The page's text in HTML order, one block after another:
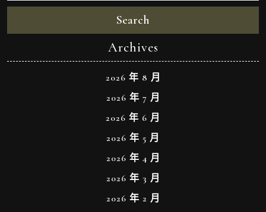
Search
Archives
2026 年 8 月
2026 年 7 月
2026 年 6 月
2026 年 5 月
2026 年 4 月
2026 年 3 月
2026 年 2 月